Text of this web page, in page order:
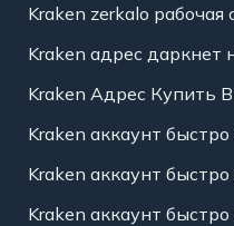
Kraken zerkalo рабочая
Kraken адрес даркнет
Kraken Адрес Купить
Kraken аккаунт быстро
Kraken аккаунт
Kraken аккаунт